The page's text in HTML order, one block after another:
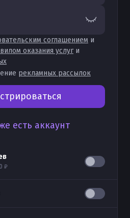
соглашением и
оказания услуг и
рекламных рассылок
есть аккаунт
₽